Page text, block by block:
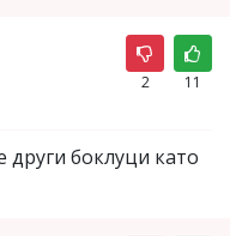
2 11
боклуци като